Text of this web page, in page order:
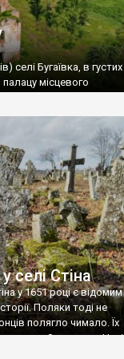
селі Бугаївка, в густих
місцевого
У 60-х роках минулого
лікарню. Коли із
не […]
селі Стіна
у 1651 році є відомим
Поляки тоді не
полягло чимало. Їх
Замковим. Нині